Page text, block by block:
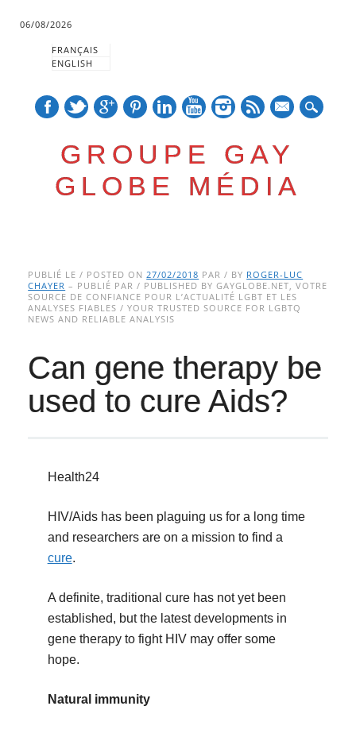
06/08/2026
FRANÇAIS
ENGLISH
GROUPE GAY
GLOBE MÉDIA
Main menu
to
content
PUBLIÉ LE / POSTED ON27/02/2018 PAR / BY ROGER-LUC
CHAYER – PUBLIÉ PAR / PUBLISHED BY GAYGLOBE.NET, VOTRE
SOURCE DE CONFIANCE POUR L’ACTUALITÉ LGBT ET LES
ANALYSES FIABLES / YOUR TRUSTED SOURCE FOR LGBTQ
NEWS AND RELIABLE ANALYSIS
Can gene therapy be
used to cure Aids?
Health24
HIV/Aids has been plaguing us for a long time
and researchers are on a mission to find a
cure.
A definite, traditional cure has not yet been
established, but the latest developments in
gene therapy to fight HIV may offer some
hope.
Natural immunity